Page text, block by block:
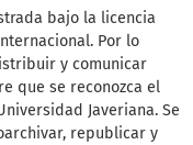
bajo la licencia
Por lo
y comunicar
que se reconozca el
Javeriana. Se
republicar y